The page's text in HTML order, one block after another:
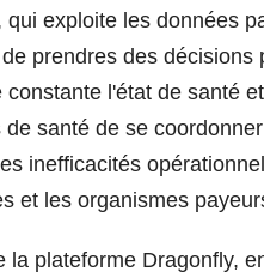
exploite les données
prendres des décisions
l'état de santé
santé de se
inefficacités
et les organismes
plateforme Dragonfly,